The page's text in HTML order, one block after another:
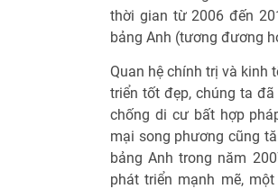
thời gian từ 2006 đến
bảng Anh (tương đương
Quan hệ chính trị và kinh
triển tốt đẹp, chúng ta
chống di cư bất hợp
mại song phương cũng
bảng Anh trong năm
phát triển mạnh mẽ,